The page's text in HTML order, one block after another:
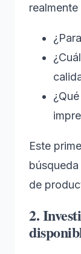
Este
de
2.